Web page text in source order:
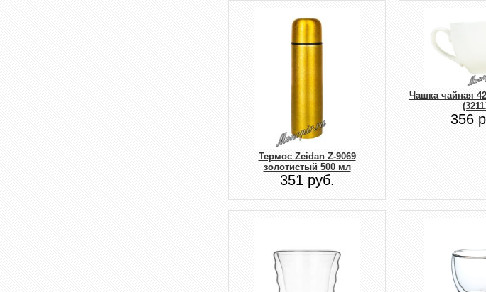
Термос Zeidan Z-9069
золотистый 500 мл
351 руб.
Чашка чайная
356